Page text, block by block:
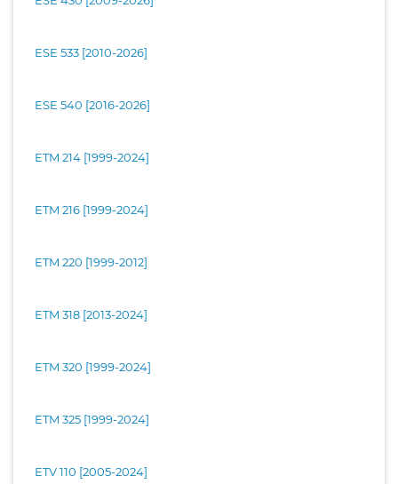
ESE 533 [2010-2026]
ESE 540 [2016-2026]
ETM 214 [1999-2024]
ETM 216 [1999-2024]
ETM 220 [1999-2012]
ETM 318 [2013-2024]
ETM 320 [1999-2024]
ETM 325 [1999-2024]
ETV 110 [2005-2024]